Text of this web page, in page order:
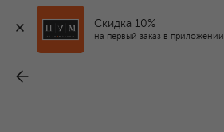
Скидка 10%
на первый заказ в приложении